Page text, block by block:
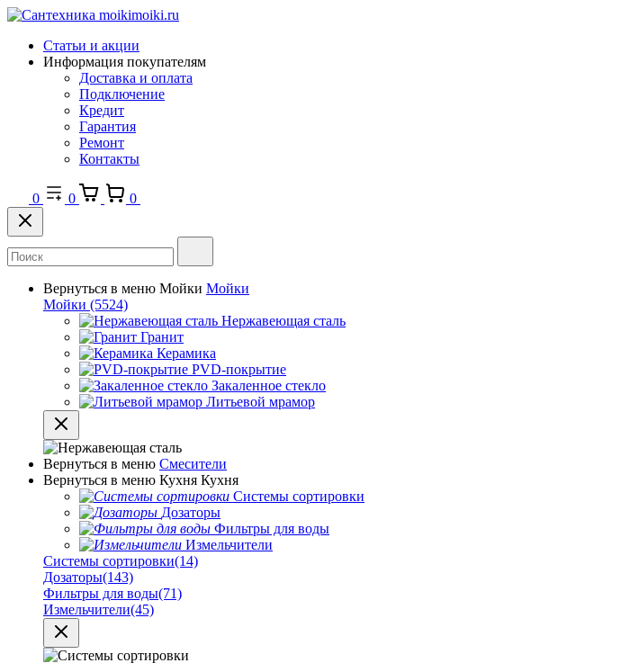
Статьи и акции
Информация покупателям
Доставка и оплата
Подключение
Кредит
Гарантия
Ремонт
Контакты
0 0 0
Вернуться в меню Мойки Мойки
Мойки (5524)
Нержавеющая сталь
Гранит
Керамика
PVD-покрытие
Закаленное стекло
Литьевой мрамор
Вернуться в меню Смесители
Вернуться в меню Кухня Кухня
Системы сортировки
Дозаторы
Фильтры для воды
Измельчители
Системы сортировки(14)
Дозаторы(143)
Фильтры для воды(71)
Измельчители(45)